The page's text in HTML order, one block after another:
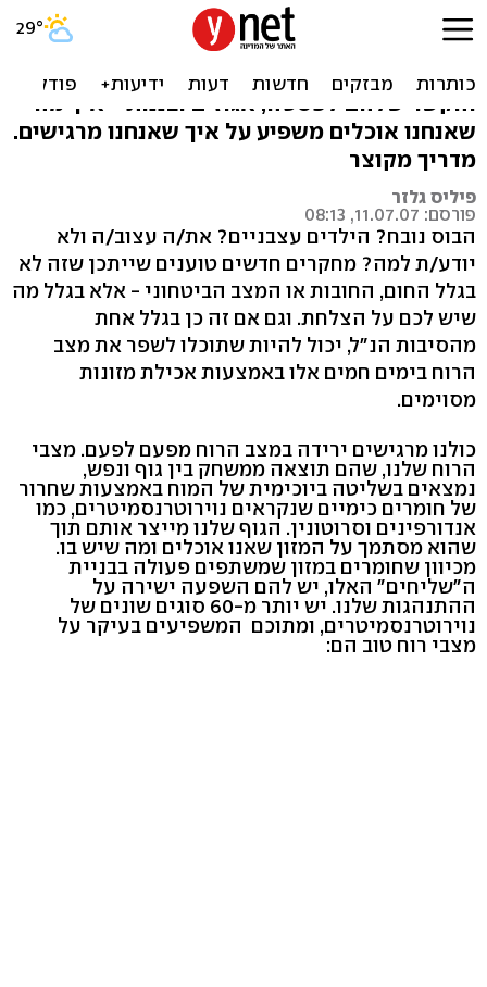
הדרך לאושר עוברת בצלחת
על נוירוטרנסמיטורים, אנדרופינים וסרוטונין
והקשר שלהם לפסטה, אגוזים ובננות - איך מה
שאנחנו אוכלים משפיע על איך שאנחנו מרגישים.
מדריך מקוצר
פיליס גלזר
פורסם: 11.07.07, 08:13
הבוס נובח? הילדים עצבניים? את/ה עצוב/ה ולא
יודע/ת למה? מחקרים חדשים טוענים שייתכן שזה לא
בגלל החום, החובות או המצב הביטחוני - אלא בגלל מה
שיש לכם על הצלחת. וגם אם זה כן בגלל אחת
מהסיבות הנ"ל, יכול להיות שתוכלו לשפר את מצב
הרוח בימים חמים אלו באמצעות אכילת מזונות
מסוימים.
כולנו מרגישים ירידה במצב הרוח מפעם לפעם. מצבי
הרוח שלנו, שהם תוצאה ממשחק בין גוף ונפש,
נמצאים בשליטה ביוכימית של המוח באמצעות שחרור
של חומרים כימיים שנקראים נוירוטרנסמיטרים, כמו
אנדורפינים וסרוטונין. הגוף שלנו מייצר אותם תוך
שהוא מסתמך על המזון שאנו אוכלים ומה שיש בו.
מכיוון שחומרים במזון שמשתפים פעולה בבניית
ה"שליחים" האלו, יש להם השפעה ישירה על
ההתנהגות שלנו. יש יותר מ-60 סוגים שונים של
נוירוטרנסמיטרים, ומתוכם המשפיעים בעיקר על
מצבי רוח טוב הם: